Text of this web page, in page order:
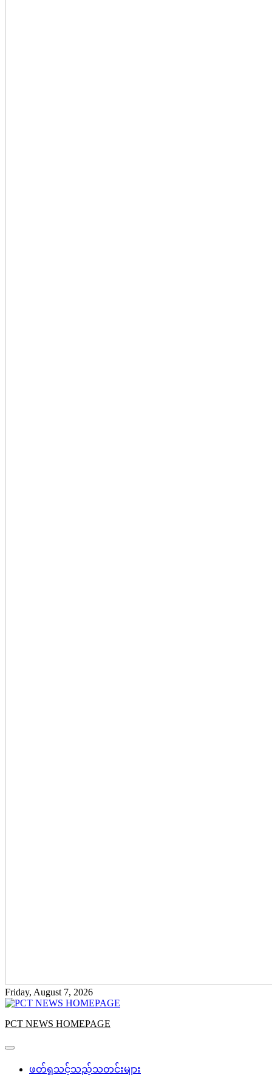
Friday, August 7, 2026
PCT NEWS HOMEPAGE
ဖတ်ရှုသင့်သည့်သတင်းများ